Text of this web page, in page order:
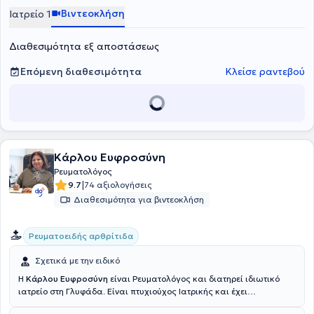
πληθώρα περιστατικών και αποκτώντας εμπειρία στο αντικείμενό
του.
Ιατρείο 1 Βιντεοκλήση
Διαθεσιμότητα εξ αποστάσεως
Επόμενη διαθεσιμότητα
Κλείσε ραντεβού
Κάρλου Ευφροσύνη
Ρευματολόγος
9.7|74 αξιολογήσεις
Διαθεσιμότητα για βιντεοκλήση
Ρευματοειδής αρθρίτιδα
Σχετικά με την ειδικό
Η Κάρλου Ευφροσύνη είναι Ρευματολόγος και διατηρεί ιδιωτικό
ιατρείο στη Γλυφάδα. Είναι πτυχιούχος Ιατρικής και έχει